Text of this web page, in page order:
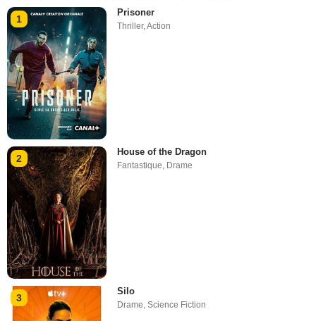
1
Prisoner
Thriller,Action
2
House of the Dragon
Fantastique, Drame
3
Silo
Drame,Science Fiction